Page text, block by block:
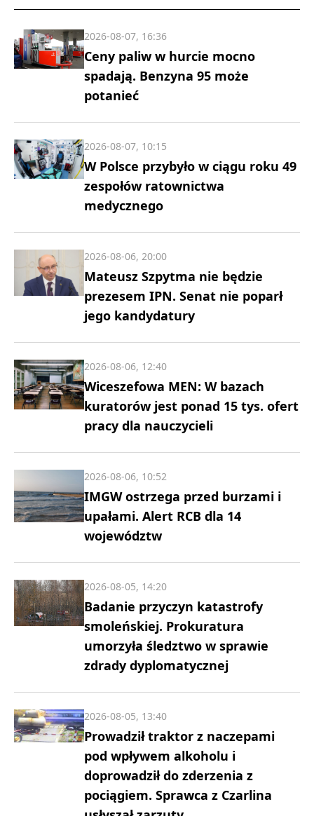
Ceny paliw w hurcie mocno
spadają. Benzyna 95 może
potanieć
2026-08-07, 16:36
W Polsce przybyło w ciągu roku 49
zespołów ratownictwa
medycznego
2026-08-07, 10:15
Mateusz Szpytma nie będzie
prezesem IPN. Senat nie poparł
jego kandydatury
2026-08-06, 20:00
Wiceszefowa MEN: W bazach
kuratorów jest ponad 15 tys. ofert
pracy dla nauczycieli
2026-08-06, 12:40
IMGW ostrzega przed burzami i
upałami. Alert RCB dla 14
województw
2026-08-06, 10:52
Badanie przyczyn katastrofy
smoleńskiej. Prokuratura
umorzyła śledztwo w sprawie
zdrady dyplomatycznej
2026-08-05, 14:20
Prowadził traktor z naczepami
pod wpływem alkoholu i
doprowadził do zderzenia z
pociągiem. Sprawca z Czarlina
2026-08-05, 13:40